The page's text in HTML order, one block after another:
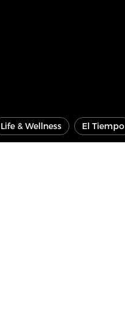
Life & Wellness El Tiempo